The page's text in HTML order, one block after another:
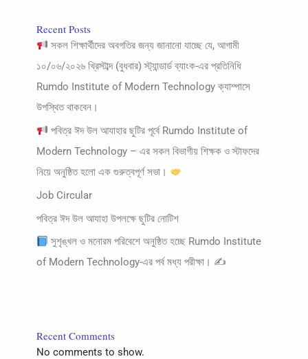
Recent Posts
সকল শিক্ষার্থীদের অবগতির জন্য জানানো যাচ্ছে যে, আগামী
১০/০৬/২০২৬ খ্রিস্টাব্দ (বুধবার) স্ট্যান্ডার্ড ব্যাংক-এর প্রতিনিধি
Rumdo Institute of Modern Technology ক্যাম্পাসে
উপস্থিত থাকবেন।
পবিত্র ঈদ উল আযাহার ছুটির পূর্বে Rumdo Institute of
Modern Technology – এর সকল বিভাগীয় শিক্ষক ও স্টাফদের
নিয়ে অনুষ্ঠিত হলো এক গুরুত্বপূর্ণ সভা।
Job Circular
পবিত্র ঈদ উল আযাহা উপলক্ষে ছুটির নোটিশ
সুশৃঙ্খল ও মনোরম পরিবেশে অনুষ্ঠিত হচ্ছে Rumdo Institute
of Modern Technology-এর পর্ব মধ্য পরীক্ষা। ✍
Recent Comments
No comments to show.